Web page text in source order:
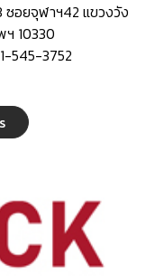
ซอยจุฬาฯ42 แขวงวัง
ฯ 10330
545-3752